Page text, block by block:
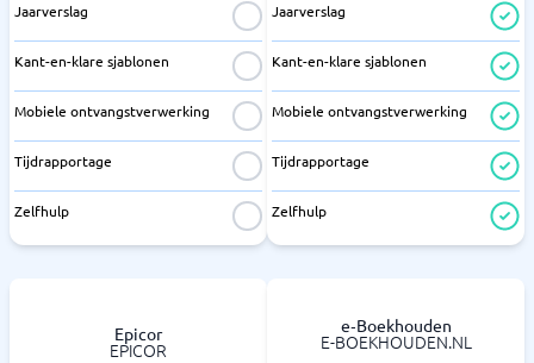
Jaarverslag
Kant-en-klare sjablonen
Mobiele ontvangstverwerking
Tijdrapportage
Zelfhulp
Jaarverslag
Kant-en-klare sjablonen
Mobiele ontvangstverwerking
Tijdrapportage
Zelfhulp
Epicor
EPICOR
e‑Boekhouden
E-BOEKHOUDEN.NL